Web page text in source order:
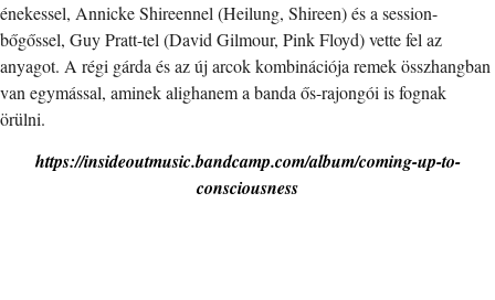
énekessel, Annicke Shireennel (Heilung, Shireen) és a session-
bőgőssel, Guy Pratt-tel (David Gilmour, Pink Floyd) vette fel az
anyagot. A régi gárda és az új arcok kombinációja remek összhangban
van egymással, aminek alighanem a banda ős-rajongói is fognak
örülni.
https://insideoutmusic.bandcamp.com/album/coming-up-to-
consciousness